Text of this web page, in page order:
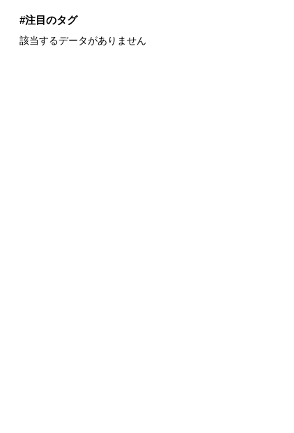
#注目のタグ
該当するデータがありません